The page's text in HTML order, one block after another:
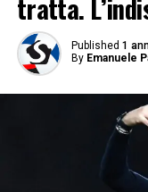
tratta.
Published 1
By Emanuele